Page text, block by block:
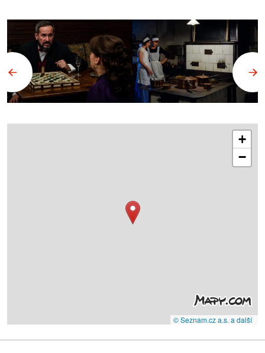
+
−
© Seznam.cz a.s. a další